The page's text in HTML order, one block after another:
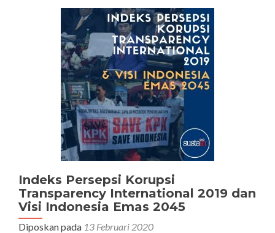
Korupsi
(CPI)
Indonesia
Tahun
2021
Masih
Dibawah
Rata-
rata
Indeks Persepsi Korupsi
Transparency International 2019 dan
Visi Indonesia Emas 2045
Diposkan pada 13 Februari 2020